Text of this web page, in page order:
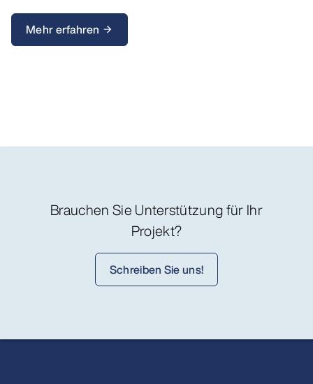
Mehr erfahren arrow_forward
Brauchen Sie Unterstützung für Ihr
Projekt?
Schreiben Sie uns!